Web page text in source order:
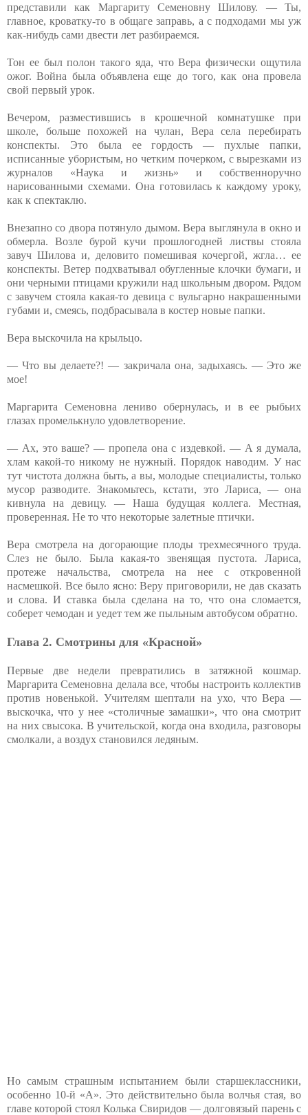
представили как Маргариту Семеновну Шилову. — Ты,
главное, кроватку-то в общаге заправь, а с подходами мы уж
как-нибудь сами двести лет разбираемся.
Тон ее был полон такого яда, что Вера физически ощутила
ожог. Война была объявлена еще до того, как она провела
свой первый урок.
Вечером, разместившись в крошечной комнатушке при
школе, больше похожей на чулан, Вера села перебирать
конспекты. Это была ее гордость — пухлые папки,
исписанные убористым, но четким почерком, с вырезками из
журналов «Наука и жизнь» и собственноручно
нарисованными схемами. Она готовилась к каждому уроку,
как к спектаклю.
Внезапно со двора потянуло дымом. Вера выглянула в окно и
обмерла. Возле бурой кучи прошлогодней листвы стояла
завуч Шилова и, деловито помешивая кочергой, жгла… ее
конспекты. Ветер подхватывал обугленные клочки бумаги, и
они черными птицами кружили над школьным двором. Рядом
с завучем стояла какая-то девица с вульгарно накрашенными
губами и, смеясь, подбрасывала в костер новые папки.
Вера выскочила на крыльцо.
— Что вы делаете?! — закричала она, задыхаясь. — Это же
мое!
Маргарита Семеновна лениво обернулась, и в ее рыбьих
глазах промелькнуло удовлетворение.
— Ах, это ваше? — пропела она с издевкой. — А я думала,
хлам какой-то никому не нужный. Порядок наводим. У нас
тут чистота должна быть, а вы, молодые специалисты, только
мусор разводите. Знакомьтесь, кстати, это Лариса, — она
кивнула на девицу. — Наша будущая коллега. Местная,
проверенная. Не то что некоторые залетные птички.
Вера смотрела на догорающие плоды трехмесячного труда.
Слез не было. Была какая-то звенящая пустота. Лариса,
протеже начальства, смотрела на нее с откровенной
насмешкой. Все было ясно: Веру приговорили, не дав сказать
и слова. И ставка была сделана на то, что она сломается,
соберет чемодан и уедет тем же пыльным автобусом обратно.
Глава 2. Смотрины для «Красной»
Первые две недели превратились в затяжной кошмар.
Маргарита Семеновна делала все, чтобы настроить коллектив
против новенькой. Учителям шептали на ухо, что Вера —
выскочка, что у нее «столичные замашки», что она смотрит
на них свысока. В учительской, когда она входила, разговоры
смолкали, а воздух становился ледяным.
Но самым страшным испытанием были старшеклассники,
особенно 10-й «А». Это действительно была волчья стая, во
главе которой стоял Колька Свиридов — долговязый парень с